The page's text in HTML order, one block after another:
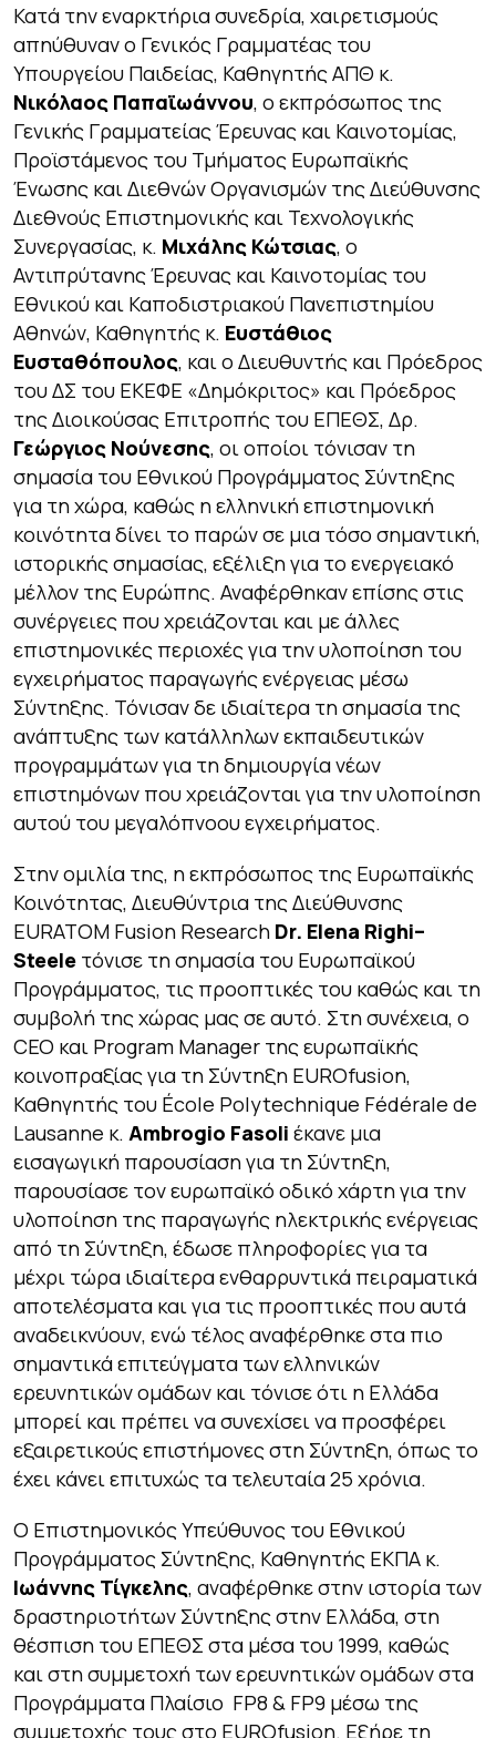
Κατά την εναρκτήρια συνεδρία, χαιρετισμούς
απηύθυναν ο Γενικός Γραμματέας του
Υπουργείου Παιδείας, Καθηγητής ΑΠΘ κ.
Νικόλαος Παπαϊωάννου, ο εκπρόσωπος της
Γενικής Γραμματείας Έρευνας και Καινοτομίας,
Προϊστάμενος του Τμήματος Ευρωπαϊκής
Ένωσης και Διεθνών Οργανισμών της Διεύθυνσης
Διεθνούς Επιστημονικής και Τεχνολογικής
Συνεργασίας, κ. Μιχάλης Κώτσιας, ο
Αντιπρύτανης Έρευνας και Καινοτομίας του
Εθνικού και Καποδιστριακού Πανεπιστημίου
Αθηνών, Καθηγητής κ. Ευστάθιος
Ευσταθόπουλος, και ο Διευθυντής και Πρόεδρος
του ΔΣ του ΕΚΕΦΕ «Δημόκριτος» και Πρόεδρος
της Διοικούσας Επιτροπής του ΕΠΕΘΣ, Δρ.
Γεώργιος Νούνεσης, οι οποίοι τόνισαν τη
σημασία του Εθνικού Προγράμματος Σύντηξης
για τη χώρα, καθώς η ελληνική επιστημονική
κοινότητα δίνει το παρών σε μια τόσο σημαντική,
ιστορικής σημασίας, εξέλιξη για το ενεργειακό
μέλλον της Ευρώπης. Αναφέρθηκαν επίσης στις
συνέργειες που χρειάζονται και με άλλες
επιστημονικές περιοχές για την υλοποίηση του
εγχειρήματος παραγωγής ενέργειας μέσω
Σύντηξης. Τόνισαν δε ιδιαίτερα τη σημασία της
ανάπτυξης των κατάλληλων εκπαιδευτικών
προγραμμάτων για τη δημιουργία νέων
επιστημόνων που χρειάζονται για την υλοποίηση
αυτού του μεγαλόπνοου εγχειρήματος.
Στην ομιλία της, η εκπρόσωπος της Ευρωπαϊκής
Κοινότητας, Διευθύντρια της Διεύθυνσης
EURATOM Fusion Research Dr. Elena Righi–
Steele τόνισε τη σημασία του Ευρωπαϊκού
Προγράμματος, τις προοπτικές του καθώς και τη
συμβολή της χώρας μας σε αυτό. Στη συνέχεια, ο
CEO και Program Manager της ευρωπαϊκής
κοινοπραξίας για τη Σύντηξη EUROfusion,
Καθηγητής του École Polytechnique Fédérale de
Lausanne κ. Ambrogio Fasoli έκανε μια
εισαγωγική παρουσίαση για τη Σύντηξη,
παρουσίασε τον ευρωπαϊκό οδικό χάρτη για την
υλοποίηση της παραγωγής ηλεκτρικής ενέργειας
από τη Σύντηξη, έδωσε πληροφορίες για τα
μέχρι τώρα ιδιαίτερα ενθαρρυντικά πειραματικά
αποτελέσματα και για τις προοπτικές που αυτά
αναδεικνύουν, ενώ τέλος αναφέρθηκε στα πιο
σημαντικά επιτεύγματα των ελληνικών
ερευνητικών ομάδων και τόνισε ότι η Ελλάδα
μπορεί και πρέπει να συνεχίσει να προσφέρει
εξαιρετικούς επιστήμονες στη Σύντηξη, όπως το
έχει κάνει επιτυχώς τα τελευταία 25 χρόνια.
Ο Επιστημονικός Υπεύθυνος του Εθνικού
Προγράμματος Σύντηξης, Καθηγητής ΕΚΠΑ κ.
Ιωάννης Τίγκελης, αναφέρθηκε στην ιστορία των
δραστηριοτήτων Σύντηξης στην Ελλάδα, στη
θέσπιση του ΕΠΕΘΣ στα μέσα του 1999, καθώς
και στη συμμετοχή των ερευνητικών ομάδων στα
Προγράμματα Πλαίσιο FP8 & FP9 μέσω της
συμμετοχής τους στο EUROfusion. Εξήρε τη